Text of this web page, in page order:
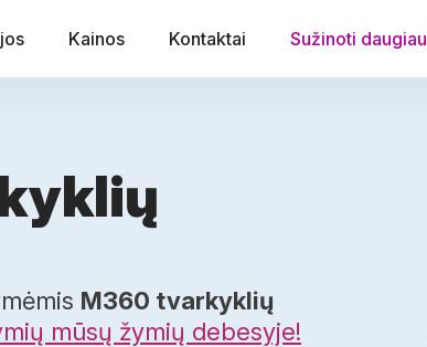
Kainos Kontaktai Sužinoti daugiau
M360 tvarkyklių
mūsų žymių debesyje!